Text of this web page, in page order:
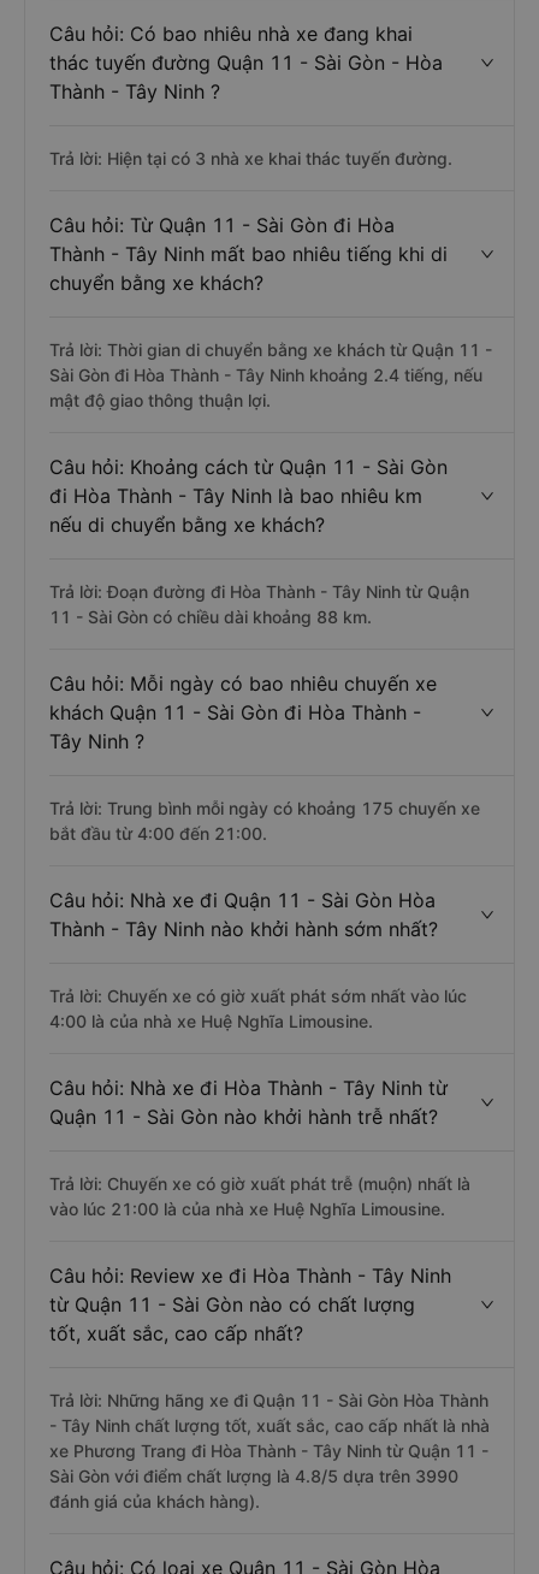
Câu hỏi: Có bao nhiêu nhà xe đang khai
thác tuyến đường Quận 11 - Sài Gòn - Hòa
Thành - Tây Ninh ?
Trả lời: Hiện tại có 3 nhà xe khai thác tuyến đường.
Câu hỏi: Từ Quận 11 - Sài Gòn đi Hòa
Thành - Tây Ninh mất bao nhiêu tiếng khi di
chuyển bằng xe khách?
Trả lời: Thời gian di chuyển bằng xe khách từ Quận 11 -
Sài Gòn đi Hòa Thành - Tây Ninh khoảng 2.4 tiếng, nếu
mật độ giao thông thuận lợi.
Câu hỏi: Khoảng cách từ Quận 11 - Sài Gòn
đi Hòa Thành - Tây Ninh là bao nhiêu km
nếu di chuyển bằng xe khách?
Trả lời: Đoạn đường đi Hòa Thành - Tây Ninh từ Quận
11 - Sài Gòn có chiều dài khoảng 88 km.
Câu hỏi: Mỗi ngày có bao nhiêu chuyến xe
khách Quận 11 - Sài Gòn đi Hòa Thành -
Tây Ninh ?
Trả lời: Trung bình mỗi ngày có khoảng 175 chuyến xe
bắt đầu từ 4:00 đến 21:00.
Câu hỏi: Nhà xe đi Quận 11 - Sài Gòn Hòa
Thành - Tây Ninh nào khởi hành sớm nhất?
Trả lời: Chuyến xe có giờ xuất phát sớm nhất vào lúc
4:00 là của nhà xe Huệ Nghĩa Limousine.
Câu hỏi: Nhà xe đi Hòa Thành - Tây Ninh từ
Quận 11 - Sài Gòn nào khởi hành trễ nhất?
Trả lời: Chuyến xe có giờ xuất phát trễ (muộn) nhất là
vào lúc 21:00 là của nhà xe Huệ Nghĩa Limousine.
Câu hỏi: Review xe đi Hòa Thành - Tây Ninh
từ Quận 11 - Sài Gòn nào có chất lượng
tốt, xuất sắc, cao cấp nhất?
Trả lời: Những hãng xe đi Quận 11 - Sài Gòn Hòa Thành
- Tây Ninh chất lượng tốt, xuất sắc, cao cấp nhất là nhà
xe Phương Trang đi Hòa Thành - Tây Ninh từ Quận 11 -
Sài Gòn với điểm chất lượng là 4.8/5 dựa trên 3990
đánh giá của khách hàng).
Câu hỏi: Có loại xe Quận 11 - Sài Gòn Hòa